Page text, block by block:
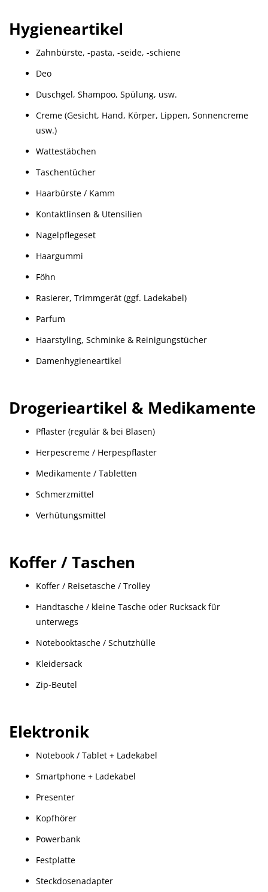
Hygieneartikel
Zahnbürste, -pasta, -seide, -schiene
Deo
Duschgel, Shampoo, Spülung, usw.
Creme (Gesicht, Hand, Körper, Lippen, Sonnencreme
usw.)
Wattestäbchen
Taschentücher
Haarbürste / Kamm
Kontaktlinsen & Utensilien
Nagelpflegeset
Haargummi
Föhn
Rasierer, Trimmgerät (ggf. Ladekabel)
Parfum
Haarstyling, Schminke & Reinigungstücher
Damenhygieneartikel
Drogerieartikel & Medikamente
Pflaster (regulär & bei Blasen)
Herpescreme / Herpespflaster
Medikamente / Tabletten
Schmerzmittel
Verhütungsmittel
Koffer / Taschen
Koffer / Reisetasche / Trolley
Handtasche / kleine Tasche oder Rucksack für
unterwegs
Notebooktasche / Schutzhülle
Kleidersack
Zip-Beutel
Elektronik
Notebook / Tablet + Ladekabel
Smartphone + Ladekabel
Presenter
Kopfhörer
Powerbank
Festplatte
Steckdosenadapter